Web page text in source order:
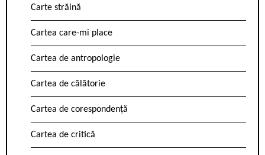
Carte străină
Cartea care-mi place
Cartea de antropologie
Cartea de călătorie
Cartea de corespondență
Cartea de critică